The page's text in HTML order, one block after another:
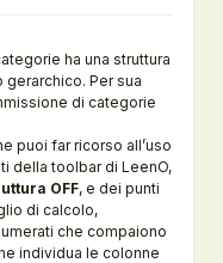
ha una struttura
gerarchico. Per sua
di categorie
puoi far ricorso all’uso
della toolbar di LeenO,
OFF, e dei punti
di calcolo,
che compaiono
individua le colonne